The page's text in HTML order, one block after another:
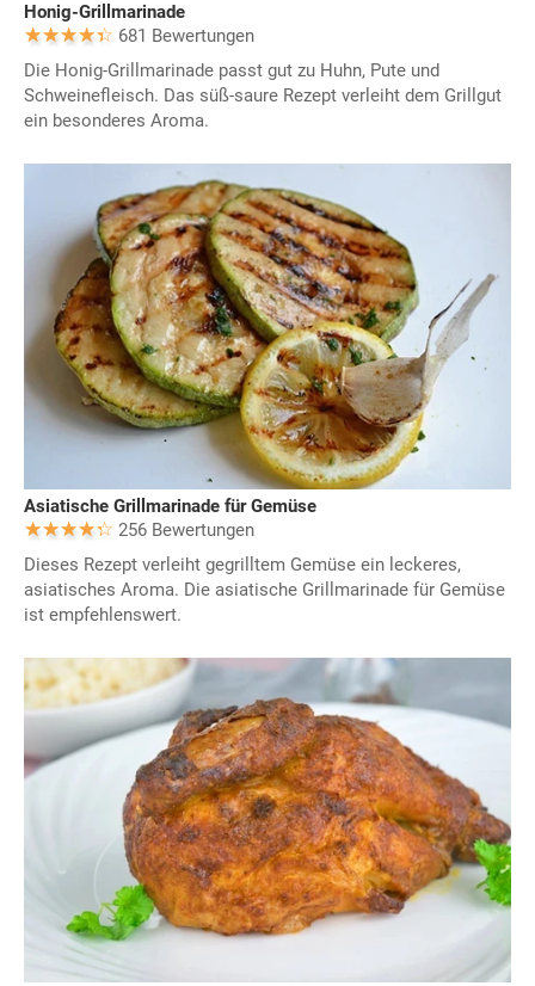
Honig-Grillmarinade
681 Bewertungen
Die Honig-Grillmarinade passt gut zu Huhn, Pute und
Schweinefleisch. Das süß-saure Rezept verleiht dem Grillgut
ein besonderes Aroma.
Asiatische Grillmarinade für Gemüse
256 Bewertungen
Dieses Rezept verleiht gegrilltem Gemüse ein leckeres,
asiatisches Aroma. Die asiatische Grillmarinade für Gemüse
ist empfehlenswert.